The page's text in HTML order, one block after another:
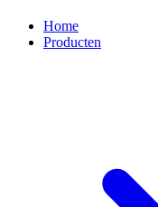
Home
Producten